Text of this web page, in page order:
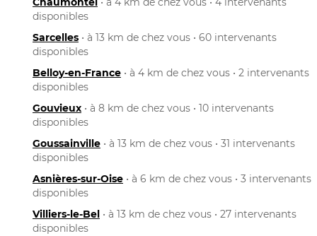
disponibles
Sarcelles • à 13 km de chez vous • 60 intervenants
disponibles
Belloy-en-France • à 4 km de chez vous • 2 intervenants
disponibles
Gouvieux • à 8 km de chez vous • 10 intervenants
disponibles
Goussainville • à 13 km de chez vous • 31 intervenants
disponibles
Asnières-sur-Oise • à 6 km de chez vous • 3 intervenants
disponibles
Villiers-le-Bel • à 13 km de chez vous • 27 intervenants
disponibles